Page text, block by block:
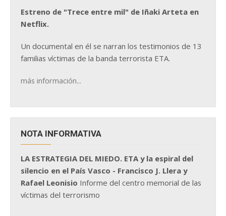
Estreno de "Trece entre mil" de Iñaki Arteta en
Netflix.
Un documental en él se narran los testimonios de 13
familias víctimas de la banda terrorista ETA.
más información...
NOTA INFORMATIVA
LA ESTRATEGIA DEL MIEDO. ETA y la espiral del
silencio en el País Vasco - Francisco J. Llera y
Rafael Leonisio Informe del centro memorial de las
víctimas del terrorismo